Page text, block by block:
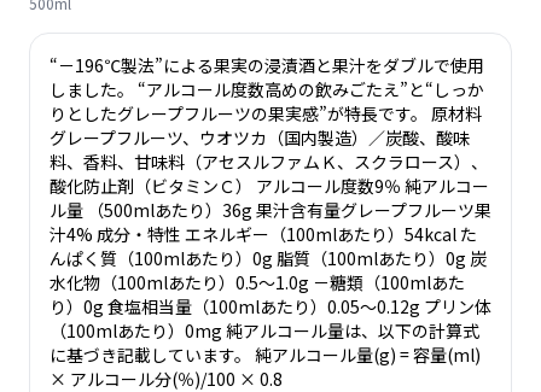
“－196℃製法”による果実の浸漬酒と果汁をダブルで使用
しました。 “アルコール度数高めの飲みごたえ”と“しっか
りとしたグレープフルーツの果実感”が特長です。 原材料
グレープフルーツ、ウオツカ（国内製造）／炭酸、酸味
料、香料、甘味料（アセスルファムＫ、スクラロース）、
酸化防止剤（ビタミンＣ） アルコール度数9％ 純アルコー
ル量 （500mlあたり）36g 果汁含有量グレープフルーツ果
汁4% 成分・特性 エネルギー（100mlあたり）54kcal た
んぱく質（100mlあたり）0g 脂質（100mlあたり）0g 炭
水化物（100mlあたり）0.5～1.0g －糖類（100mlあた
り）0g 食塩相当量（100mlあたり）0.05～0.12g プリン体
（100mlあたり）0mg 純アルコール量は、以下の計算式
に基づき記載しています。 純アルコール量(g) = 容量(ml)
× アルコール分(％)/100 × 0.8